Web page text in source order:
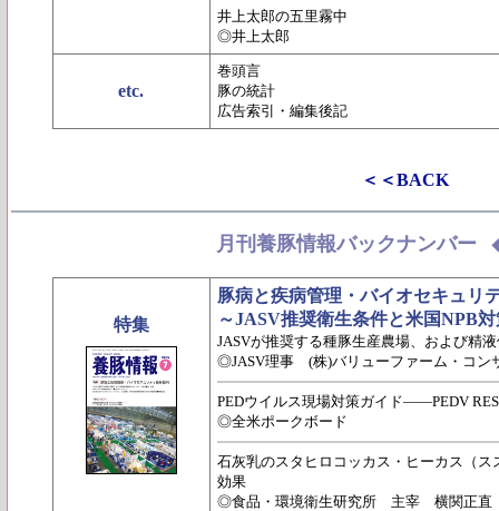
井上太郎の五里霧中
◎井上太郎
etc.
巻頭言
豚の統計
広告索引・編集後記
＜＜BACK
月刊養豚情報バックナンバー
特集
豚病と疾病管理・バイオセキュリ
～JASV推奨衛生条件と米国NPB
JASVが推奨する種豚生産農場、および精
◎JASV理事 (株)バリューファーム・コ
PEDウイルス現場対策ガイド――PEDV
◎全米ポークボード
石灰乳のスタヒロコッカス・ヒーカス（
効果
◎食品・環境衛生研究所 主宰 横関正直